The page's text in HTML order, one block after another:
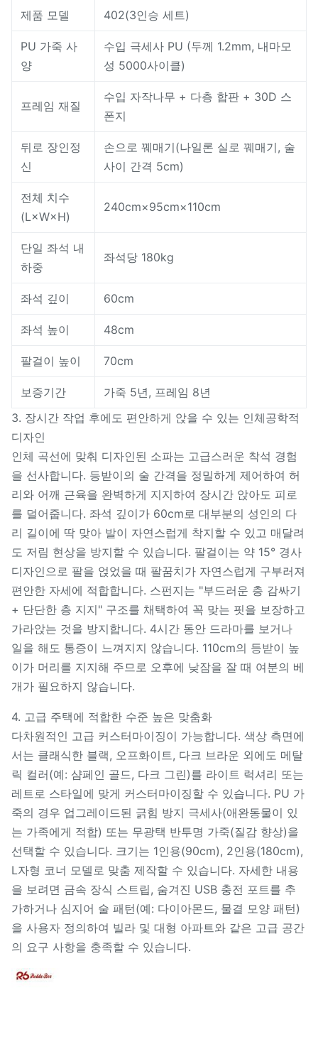
제품 모델 402(3인승 세트)
PU 가죽 사
양
수입 극세사 PU (두께 1.2mm, 내마모
성 5000사이클)
프레임 재질
수입 자작나무 + 다층 합판 + 30D 스
폰지
뒤로 장인정
신
손으로 꿰매기(나일론 실로 꿰매기, 술
사이 간격 5cm)
전체 치수
(L×W×H)
240cm×95cm×110cm
단일 좌석 내
하중
좌석당 180kg
좌석 깊이 60cm
좌석 높이 48cm
팔걸이 높이 70cm
보증기간
가죽 5년, 프레임 8년
3. 장시간 작업 후에도 편안하게 앉을 수 있는 인체공학적
디자인
인체 곡선에 맞춰 디자인된 소파는 고급스러운 착석 경험
을 선사합니다. 등받이의 술 간격을 정밀하게 제어하여 허
리와 어깨 근육을 완벽하게 지지하여 장시간 앉아도 피로
를 덜어줍니다. 좌석 깊이가 60cm로 대부분의 성인의 다
리 길이에 딱 맞아 발이 자연스럽게 착지할 수 있고 매달려
도 저림 현상을 방지할 수 있습니다. 팔걸이는 약 15° 경사
디자인으로 팔을 얹었을 때 팔꿈치가 자연스럽게 구부러져
편안한 자세에 적합합니다. 스펀지는 "부드러운 층 감싸기
+ 단단한 층 지지" 구조를 채택하여 꼭 맞는 핏을 보장하고
가라앉는 것을 방지합니다. 4시간 동안 드라마를 보거나
일을 해도 통증이 느껴지지 않습니다. 110cm의 등받이 높
이가 머리를 지지해 주므로 오후에 낮잠을 잘 때 여분의 베
개가 필요하지 않습니다.
4. 고급 주택에 적합한 수준 높은 맞춤화
다차원적인 고급 커스터마이징이 가능합니다. 색상 측면에
서는 클래식한 블랙, 오프화이트, 다크 브라운 외에도 메탈
릭 컬러(예: 샴페인 골드, 다크 그린)를 라이트 럭셔리 또는
레트로 스타일에 맞게 커스터마이징할 수 있습니다. PU 가
죽의 경우 업그레이드된 긁힘 방지 극세사(애완동물이 있
는 가족에게 적합) 또는 무광택 반투명 가죽(질감 향상)을
선택할 수 있습니다. 크기는 1인용(90cm), 2인용(180cm),
L자형 코너 모델로 맞춤 제작할 수 있습니다. 자세한 내용
을 보려면 금속 장식 스트립, 숨겨진 USB 충전 포트를 추
가하거나 심지어 술 패턴(예: 다이아몬드, 물결 모양 패턴)
을 사용자 정의하여 빌라 및 대형 아파트와 같은 고급 공간
의 요구 사항을 충족할 수 있습니다.